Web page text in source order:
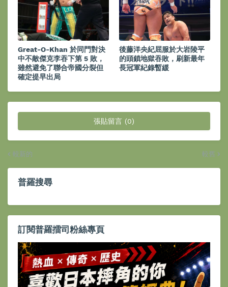
Great-O-Khan 於同門對決
中不敵傑克李吞下第 5 敗，
雖然避免了聯合帝國分裂但
確定提早出局
後藤洋央紀屈服於大岩陵平
的頭鎖地獄吞敗，刷新最年
長冠軍紀錄暫緩
張貼留言 (0)
較新的 較舊
普羅搜尋
訂閱普羅擂司粉絲專頁